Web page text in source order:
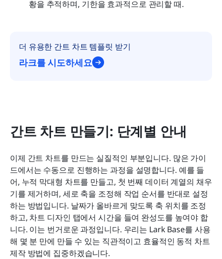
황을 추적하며, 기한을 효과적으로 관리할 때.
더 유용한 간트 차트 템플릿 받기
라크를 시도하세요
간트 차트 만들기: 단계별 안내
이제 간트 차트를 만드는 실질적인 부분입니다. 많은 가이
드에서는 수동으로 진행하는 과정을 설명합니다. 예를 들
어, 누적 막대형 차트를 만들고, 첫 번째 데이터 계열의 채우
기를 제거하며, 세로 축을 조정해 작업 순서를 반대로 설정
하는 방법입니다. 날짜가 올바르게 맞도록 축 위치를 조정
하고, 차트 디자인 탭에서 시간을 들여 완성도를 높여야 합
니다. 이는 번거로운 과정입니다. 우리는 Lark Base를 사용
해 몇 분 만에 만들 수 있는 직관적이고 효율적인 동적 차트
제작 방법에 집중하겠습니다.